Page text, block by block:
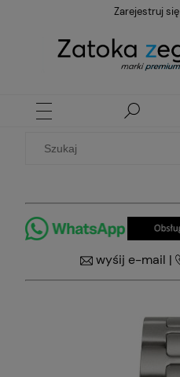
Zarejestruj się
wyśij e-mail |